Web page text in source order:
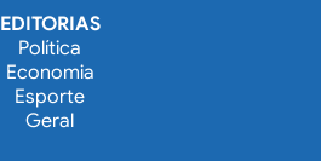
EDITORIAS
Política
Economia
Esporte
Geral